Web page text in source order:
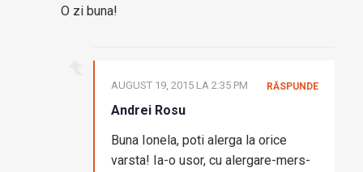
O zi buna!
Andrei Rosu
AUGUST 19, 2015 LA 2:35 PM
Buna Ionela, poti alerga la orice
varsta! Ia-o usor, cu alergare-mers-
RĂSPUNDE